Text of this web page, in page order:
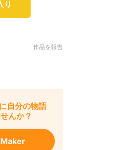
り
作品を報告
自分の物語
んか？